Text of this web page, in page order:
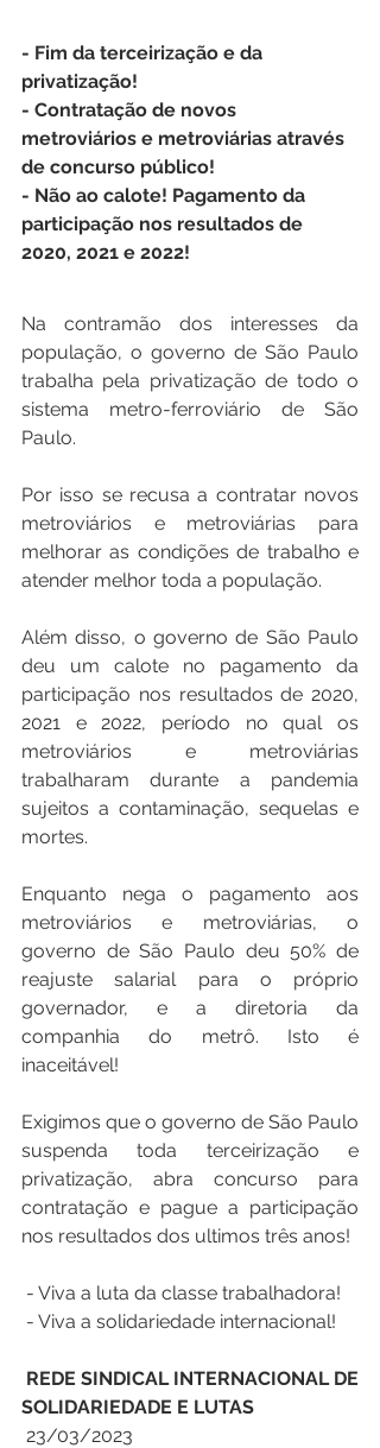
- Fim da terceirização e da
privatização!
- Contratação de novos
metroviários e metroviárias através
de concurso público!
- Não ao calote! Pagamento da
participação nos resultados de
2020, 2021 e 2022!
Na contramão dos interesses da
população, o governo de São Paulo
trabalha pela privatização de todo o
sistema metro-ferroviário de São
Paulo.
Por isso se recusa a contratar novos
metroviários e metroviárias para
melhorar as condições de trabalho e
atender melhor toda a população.
Além disso, o governo de São Paulo
deu um calote no pagamento da
participação nos resultados de 2020,
2021 e 2022, período no qual os
metroviários e metroviárias
trabalharam durante a pandemia
sujeitos a contaminação, sequelas e
mortes.
Enquanto nega o pagamento aos
metroviários e metroviárias, o
governo de São Paulo deu 50% de
reajuste salarial para o próprio
governador, e a diretoria da
companhia do metrô. Isto é
inaceitável!
Exigimos que o governo de São Paulo
suspenda toda terceirização e
privatização, abra concurso para
contratação e pague a participação
nos resultados dos ultimos três anos!
- Viva a luta da classe trabalhadora!
- Viva a solidariedade internacional!
REDE SINDICAL INTERNACIONAL DE
SOLIDARIEDADE E LUTAS
23/03/2023